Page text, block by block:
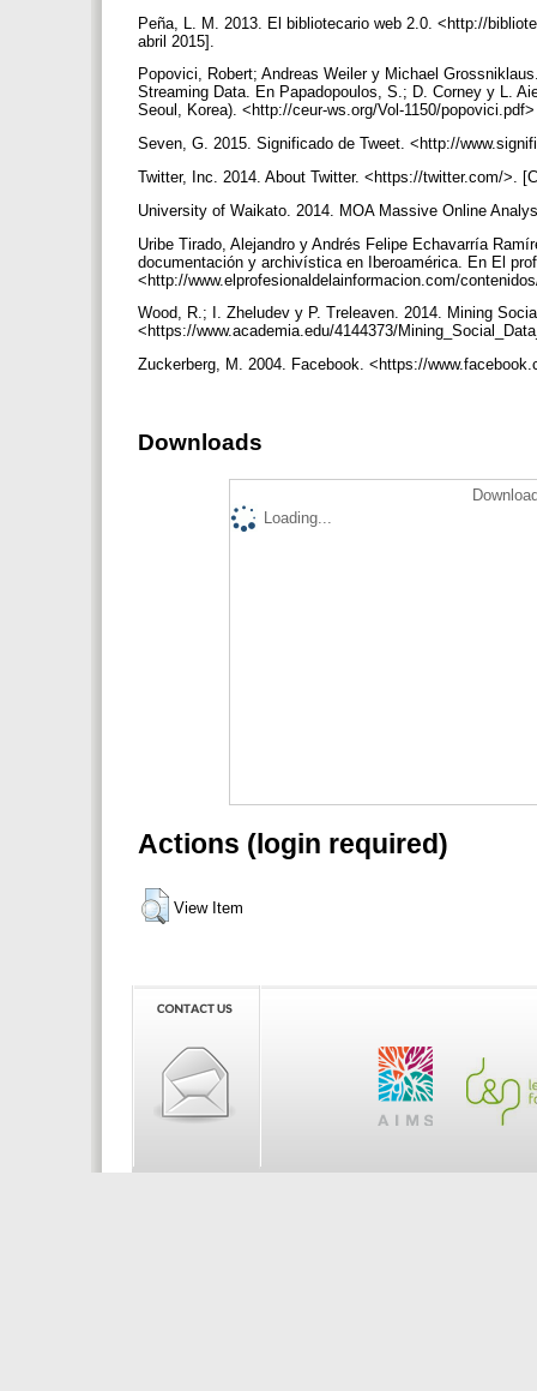
Peña, L. M. 2013. El bibliotecario web 2.0. <http://
abril 2015].
Popovici, Robert; Andreas Weiler y Michael
Streaming Data. En Papadopoulos, S.; D. Corney y L.
Seoul, Korea). <http://ceur-ws.org/Vol-1150/
Seven, G. 2015. Significado de Tweet. <http://
Twitter, Inc. 2014. About Twitter. <https://twitter.com/>.
University of Waikato. 2014. MOA Massive Online
Uribe Tirado, Alejandro y Andrés Felipe Echavarría
documentación y archivística en Iberoamérica. En El
<http://www.elprofesionaldelainformacion.com/
Wood, R.; I. Zheludev y P. Treleaven. 2014. Mining
<https://www.academia.edu/4144373/
Zuckerberg, M. 2004. Facebook. <https://
Downloads
Loading...
Actions (login required)
View Item